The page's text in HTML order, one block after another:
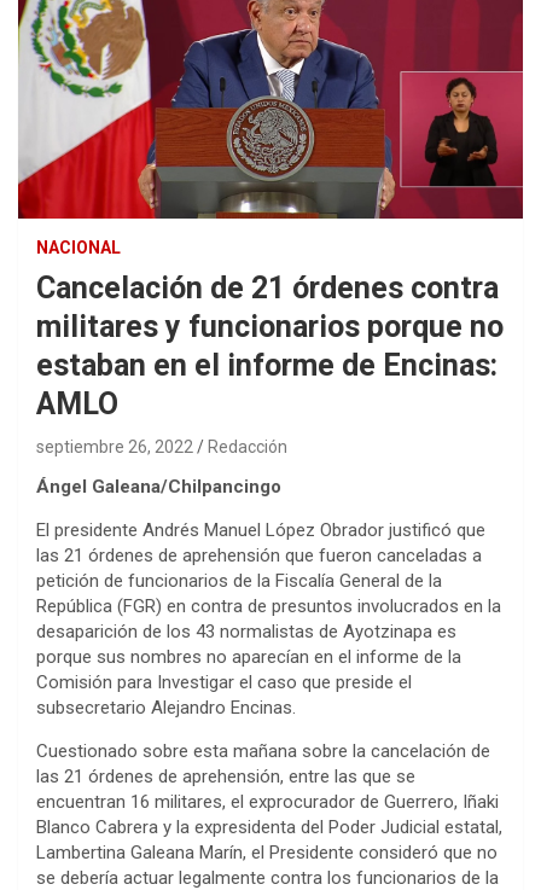
NACIONAL
Cancelación de 21 órdenes contra
militares y funcionarios porque no
estaban en el informe de Encinas:
AMLO
septiembre 26, 2022 Redacción
Ángel Galeana/Chilpancingo
El presidente Andrés Manuel López Obrador justificó que
las 21 órdenes de aprehensión que fueron canceladas a
petición de funcionarios de la Fiscalía General de la
República (FGR) en contra de presuntos involucrados en la
desaparición de los 43 normalistas de Ayotzinapa es
porque sus nombres no aparecían en el informe de la
Comisión para Investigar el caso que preside el
subsecretario Alejandro Encinas.
Cuestionado sobre esta mañana sobre la cancelación de
las 21 órdenes de aprehensión, entre las que se
encuentran 16 militares, el exprocurador de Guerrero, Iñaki
Blanco Cabrera y la expresidenta del Poder Judicial estatal,
Lambertina Galeana Marín, el Presidente consideró que no
se debería actuar legalmente contra los funcionarios de la